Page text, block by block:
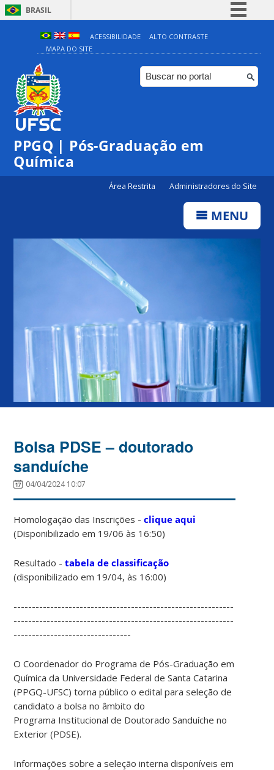
BRASIL
Simplifique!
Comunica BR
Participe
ACESSIBILIDADE
ALTO CONTRASTE
MAPA DO SITE
PPGQ | Pós-Graduação em
Química
Área Restrita Administradores do Site
MENU
Bolsa PDSE – doutorado
sanduíche
04/04/2024 10:07
Homologação das Inscrições -clique aqui
(Disponibilizado em 19/06 às 16:50)
Resultado -tabela de classificação
(disponibilizado em 19/04, às 16:00)
------------------------------------------------------------
------------------------------------------------------------
--------------------------------
O Coordenador do Programa de Pós-Graduação em
Química da Universidade Federal de Santa Catarina
(PPGQ-UFSC) torna público o edital para seleção de
candidato a bolsa no âmbito do
Programa Institucional de Doutorado Sanduíche no
Exterior (PDSE).
Informações sobre a seleção interna disponíveis em